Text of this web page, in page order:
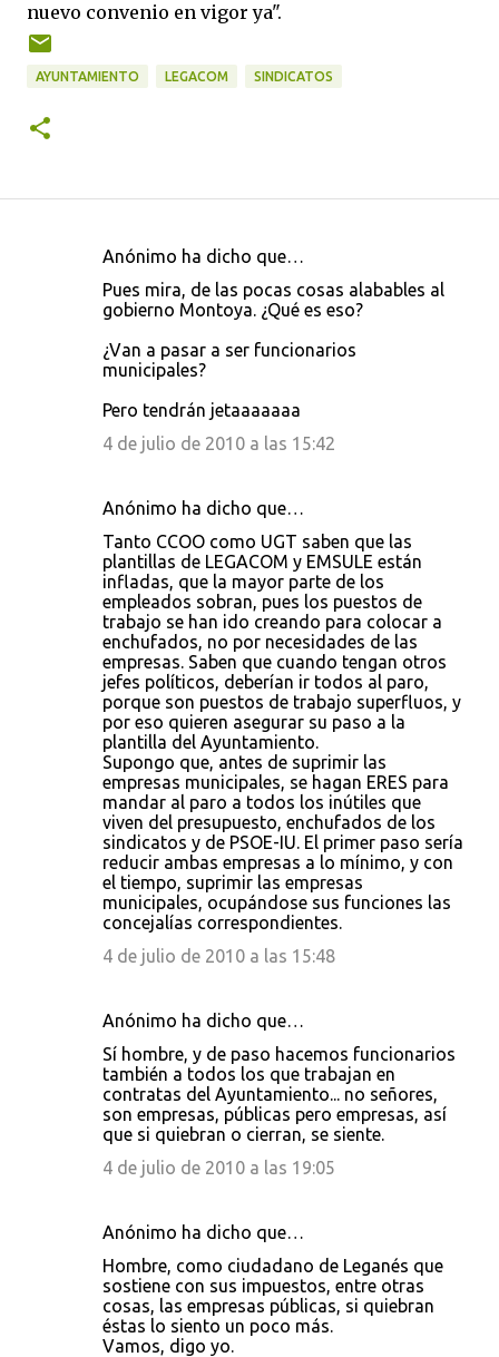
nuevo convenio en vigor ya".
AYUNTAMIENTO LEGACOM SINDICATOS
Anónimo ha dicho que…
Pues mira, de las pocas cosas alabables al
gobierno Montoya. ¿Qué es eso?
¿Van a pasar a ser funcionarios
municipales?
Pero tendrán jetaaaaaaa
4 de julio de 2010 a las 15:42
Anónimo ha dicho que…
Tanto CCOO como UGT saben que las
plantillas de LEGACOM y EMSULE están
infladas, que la mayor parte de los
empleados sobran, pues los puestos de
trabajo se han ido creando para colocar a
enchufados, no por necesidades de las
empresas. Saben que cuando tengan otros
jefes políticos, deberían ir todos al paro,
porque son puestos de trabajo superfluos, y
por eso quieren asegurar su paso a la
plantilla del Ayuntamiento.
Supongo que, antes de suprimir las
empresas municipales, se hagan ERES para
mandar al paro a todos los inútiles que
viven del presupuesto, enchufados de los
sindicatos y de PSOE-IU. El primer paso sería
reducir ambas empresas a lo mínimo, y con
el tiempo, suprimir las empresas
municipales, ocupándose sus funciones las
concejalías correspondientes.
4 de julio de 2010 a las 15:48
Anónimo ha dicho que…
Sí hombre, y de paso hacemos funcionarios
también a todos los que trabajan en
contratas del Ayuntamiento... no señores,
son empresas, públicas pero empresas, así
que si quiebran o cierran, se siente.
4 de julio de 2010 a las 19:05
Anónimo ha dicho que…
Hombre, como ciudadano de Leganés que
sostiene con sus impuestos, entre otras
cosas, las empresas públicas, si quiebran
éstas lo siento un poco más.
Vamos, digo yo.